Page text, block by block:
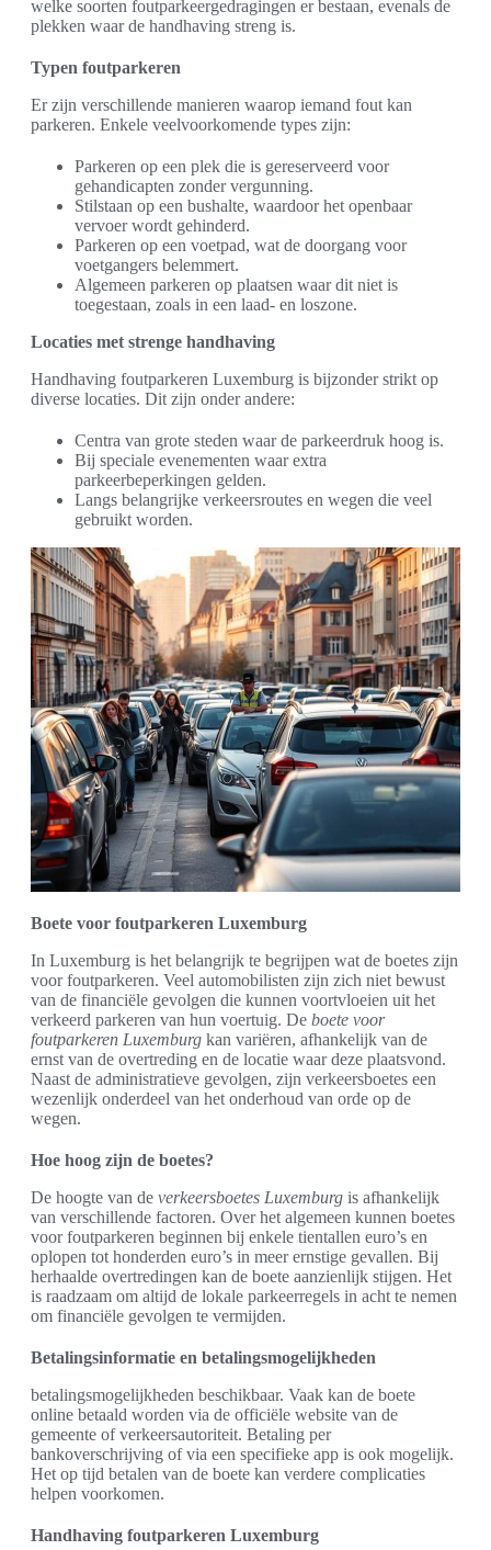
welke soorten foutparkeergedragingen er bestaan, evenals de
plekken waar de handhaving streng is.
Typen foutparkeren
Er zijn verschillende manieren waarop iemand fout kan
parkeren. Enkele veelvoorkomende types zijn:
Parkeren op een plek die is gereserveerd voor
gehandicapten zonder vergunning.
Stilstaan op een bushalte, waardoor het openbaar
vervoer wordt gehinderd.
Parkeren op een voetpad, wat de doorgang voor
voetgangers belemmert.
Algemeen parkeren op plaatsen waar dit niet is
toegestaan, zoals in een laad- en loszone.
Locaties met strenge handhaving
Handhaving foutparkeren Luxemburg is bijzonder strikt op
diverse locaties. Dit zijn onder andere:
Centra van grote steden waar de parkeerdruk hoog is.
Bij speciale evenementen waar extra
parkeerbeperkingen gelden.
Langs belangrijke verkeersroutes en wegen die veel
gebruikt worden.
Boete voor foutparkeren Luxemburg
In Luxemburg is het belangrijk te begrijpen wat de boetes zijn
voor foutparkeren. Veel automobilisten zijn zich niet bewust
van de financiële gevolgen die kunnen voortvloeien uit het
verkeerd parkeren van hun voertuig. De boete voor
foutparkeren Luxemburg kan variëren, afhankelijk van de
ernst van de overtreding en de locatie waar deze plaatsvond.
Naast de administratieve gevolgen, zijn verkeersboetes een
wezenlijk onderdeel van het onderhoud van orde op de
wegen.
Hoe hoog zijn de boetes?
De hoogte van de verkeersboetes Luxemburg is afhankelijk
van verschillende factoren. Over het algemeen kunnen boetes
voor foutparkeren beginnen bij enkele tientallen euro’s en
oplopen tot honderden euro’s in meer ernstige gevallen. Bij
herhaalde overtredingen kan de boete aanzienlijk stijgen. Het
is raadzaam om altijd de lokale parkeerregels in acht te nemen
om financiële gevolgen te vermijden.
Betalingsinformatie en betalingsmogelijkheden
betalingsmogelijkheden beschikbaar. Vaak kan de boete
online betaald worden via de officiële website van de
gemeente of verkeersautoriteit. Betaling per
bankoverschrijving of via een specifieke app is ook mogelijk.
Het op tijd betalen van de boete kan verdere complicaties
helpen voorkomen.
Handhaving foutparkeren Luxemburg